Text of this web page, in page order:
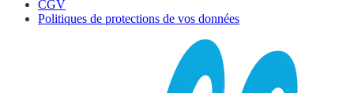
CGV
Politiques de protections de vos données